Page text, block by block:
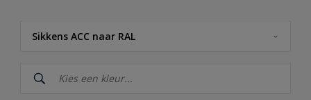
Sikkens ACC naar RAL
Sikkens